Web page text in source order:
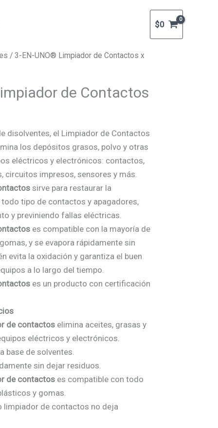
$0
/ 3-EN-UNO® Limpiador de Contactos x
de Contactos
disolventes, el Limpiador de Contactos
los depósitos grasos, polvo y otras
eléctricos y electrónicos: contactos,
circuitos impresos, sensores y más.
sirve para restaurar la
tipo de contactos y apagadores,
y previniendo fallas eléctricas.
es compatible con la mayoría de
y se evapora rápidamente sin
evita la oxidación y garantiza el buen
a lo largo del tiempo.
es un producto con certificación
de contactos elimina aceites, grasas y
eléctricos y electrónicos.
base de solventes.
sin dejar residuos.
de contactos es compatible con todo
y gomas.
limpiador de contactos no deja